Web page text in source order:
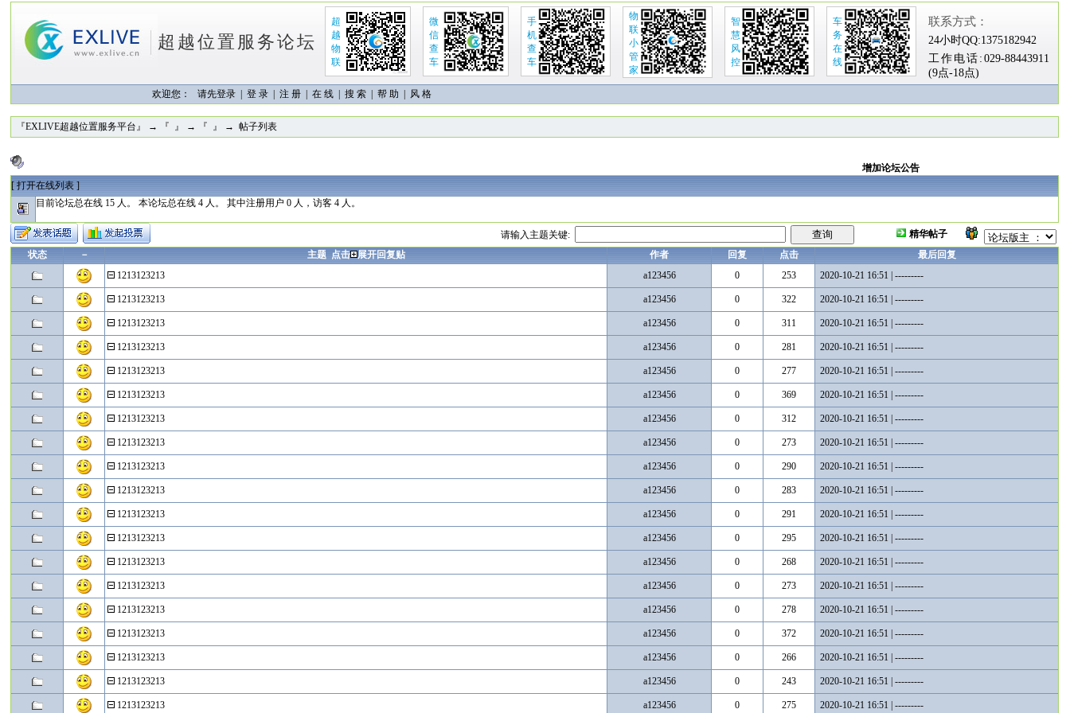
超越位置服务论坛
超
越
物
联
微
信
查
车
手
机
查
车
物
联
小
管
家
智
慧
风
控
车
务
在
线
联系方式：
24小时QQ:1375182942
工作电话:029-88443911
(9点-18点)
欢迎您： 请先登录 | 登 录 注 册 在 线 搜 索 帮 助 | 风 格
『EXLIVE超越位置服务平台』 → 『 』 → 『 』 → 帖子列表
增加论坛公告
[打开在线列表 ]
目前论坛总在线 15 人。 本论坛总在线 4 人。 其中注册用户 0 人，访客 4 人。
请输入主题关键:
精华帖子
状态
－ 主题 点击 展开回复贴 作者 回复 点击
最后回复
1213123213
a123456 0 253 2020-10-21 16:51 | ---------
1213123213 a123456 0 322 2020-10-21 16:51 | ---------
1213123213 a123456 0 311 2020-10-21 16:51 | ---------
1213123213 a123456 0 281 2020-10-21 16:51 | ---------
1213123213 a123456 0 277 2020-10-21 16:51 | ---------
1213123213 a123456 0 369 2020-10-21 16:51 | ---------
1213123213 a123456 0 312 2020-10-21 16:51 | ---------
1213123213 a123456 0 273 2020-10-21 16:51 | ---------
1213123213 a123456 0 290 2020-10-21 16:51 | ---------
1213123213 a123456 0 283 2020-10-21 16:51 | ---------
1213123213 a123456 0 291 2020-10-21 16:51 | ---------
1213123213 a123456 0 295 2020-10-21 16:51 | ---------
1213123213 a123456 0 268 2020-10-21 16:51 | ---------
1213123213 a123456 0 273 2020-10-21 16:51 | ---------
1213123213 a123456 0 278 2020-10-21 16:51 | ---------
1213123213 a123456 0 372 2020-10-21 16:51 | ---------
1213123213 a123456 0 266 2020-10-21 16:51 | ---------
1213123213 a123456 0 243 2020-10-21 16:51 | ---------
1213123213 a123456 0 275 2020-10-21 16:51 | ---------